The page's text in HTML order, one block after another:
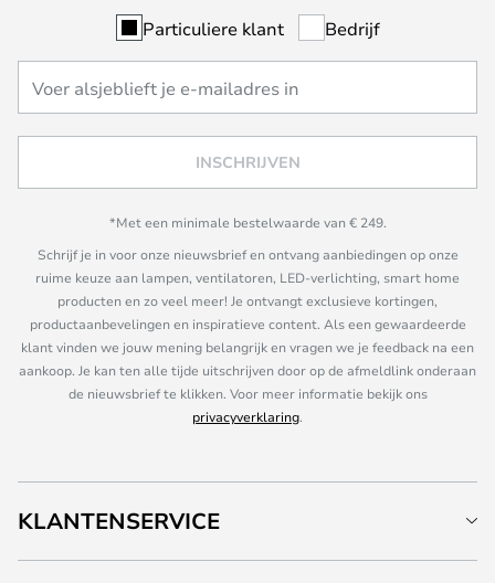
Particuliere klant Bedrijf
INSCHRIJVEN
*Met een minimale bestelwaarde van € 249.
Schrijf je in voor onze nieuwsbrief en ontvang aanbiedingen op onze
ruime keuze aan lampen, ventilatoren, LED-verlichting, smart home
producten en zo veel meer! Je ontvangt exclusieve kortingen,
productaanbevelingen en inspiratieve content. Als een gewaardeerde
klant vinden we jouw mening belangrijk en vragen we je feedback na een
aankoop. Je kan ten alle tijde uitschrijven door op de afmeldlink onderaan
de nieuwsbrief te klikken. Voor meer informatie bekijk ons
privacyverklaring.
KLANTENSERVICE